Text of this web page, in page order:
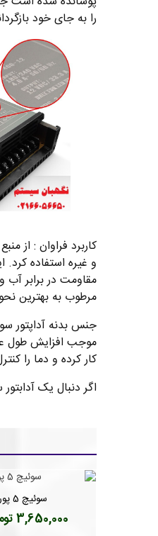
را به جای خود
و غیره استفاده
مرطوب به بهترین
کار کرده و دما را کنترل
اگر دنبال یک
سوئیچ 5 پورت 1000 الکاتو
3,650,000 تومان